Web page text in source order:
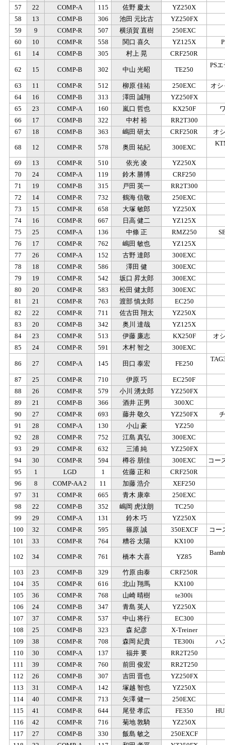
57
22 COMP-A 115 佐野 慶太
YZ250X
58
13 COMP-B 306 池田 元比古
YZ250FX
59
9 COMP-R 507 横須賀 直樹
250EXC
60
10 COMP-R 558 関口 喜久 YZ125X
61
14 COMP-B 305 村上 晃 CRF250R
62 15 COMP-B 302 中山 光昭 TE250
PS
63 11 COMP-R 512 柳原 佳祐 250EXC
オ
64
16 COMP-B 313 澤田 誠翔
YZ250FX
65
23 COMP-A 160 嵐口 哲也 KX250F
66
17 COMP-B 322 中村 裕
RR2T300
67
18 COMP-B 363 嶋田 研太 CRF250R オ
68 12 COMP-R 578 奥田 祐紀 300EXC
69 13 COMP-R 510 依光 凌
YZ250X
70
24 COMP-A 119 鈴木 勝博
CRF250
71
19 COMP-B 315 戸田 英一
RR2T300
72
14 COMP-R 732 鶴海 信敬
250EXC
73
15 COMP-R 658 大塚 敏郎
YZ250X
74
16 COMP-R 667 日高 健二
YZ125X
75
25 COMP-A 136 中條 正 RMZ250
76
17 COMP-R 762 嶋田 敏也
YZ125X
77
26 COMP-A 152 古野 達郎
300EXC
78
18 COMP-R 586 澤田 健
300EXC
79
19 COMP-R 542 坂口 昇太郎
300EXC
80
20 COMP-R 583 松田 健太郎
300EXC
81
21 COMP-R 763 渡部 慎太郎
EC250
82
22 COMP-R 711 佐古田 翔太
YZ250X
83
20 COMP-B 342 奥川 達哉
YZ125X
84
23 COMP-R 513 伊藤 廉志 KX250F
オ
85
24 COMP-R 591 木村 智之 300EXC
86 27 COMP-A 145 田口 泰宏 FE250
87 25 COMP-R 710 伊原 巧
EC250F
88
26 COMP-R 579 小川 湧太郎
YZ250FX
89
21 COMP-B 366 酒井 正男
300XC
90
27 COMP-R 693 藤井 敬久 YZ250FX
91
28 COMP-A 130 小山 豪
YZ250
92
28 COMP-R 752 江島 真弘
300EXC
93
29 COMP-R 632 三浦 純
YZ250FX
94
30 COMP-R 594 樽谷 朋佳 300EXC
コー
95
1 LGD 1 佐藤 正和
CRF250R
96
8 COMP-AA 2 11 加藤 浩介
XEF250
97
31 COMP-R 665 青木 康幸
250EXC
98
22 COMP-B 352 嶋岡 虎汰朗
TC250
99
29 COMP-A 131 鈴木 巧
YZ250X
100
32 COMP-R 595 篠原 誠 350EXCF
コー
101
33 COMP-R 764 糟谷 太陽 KX100
102 34 COMP-R 761 橋本 大喜 YZ85
103 23 COMP-B 329 竹原 由泰
CRF250R
104
35 COMP-R 616 北山 翔馬
KX100
105
36 COMP-R 768 山崎 晴樹
te300i
106
24 COMP-B 347 青島 英人
YZ250X
107
37 COMP-R 537 中山 将行
EC300
108
25 COMP-B 323 森 紀彦
X-Treiner
109
38 COMP-R 708 森岡 紀貴 TE300i
ハ
110
30 COMP-A 137 福井 要
RR2T250
111
39 COMP-R 760 前田 俊宏
RR2T250
112
26 COMP-B 307 吉田 晋也
YZ250FX
113
31 COMP-A 142 塚越 智也
YZ250X
114
40 COMP-R 713 矢澤 健一
250EXC
115
41 COMP-R 644 尾登 孝広 FE350
116
42 COMP-R 716 菊地 敦騎
YZ250X
117
27 COMP-B 330 飯島 敏之
250EXCF